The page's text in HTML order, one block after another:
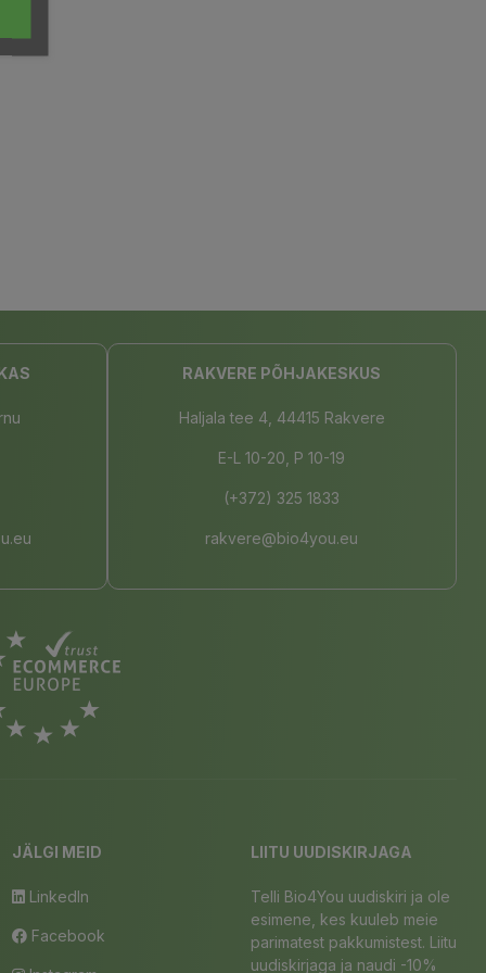
RAKVERE PÕHJAKESKUS
Haljala tee 4, 44415 Rakvere
E-L 10-20, P 10-19
(+372) 325 1833
rakvere@bio4you.eu
JÄLGI MEID
LinkedIn
Facebook
LIITU UUDISKIRJAGA
Telli Bio4You uudiskiri ja ole
esimene, kes kuuleb meie
parimatest pakkumistest. Liitu
uudiskirjaga ja naudi -10%